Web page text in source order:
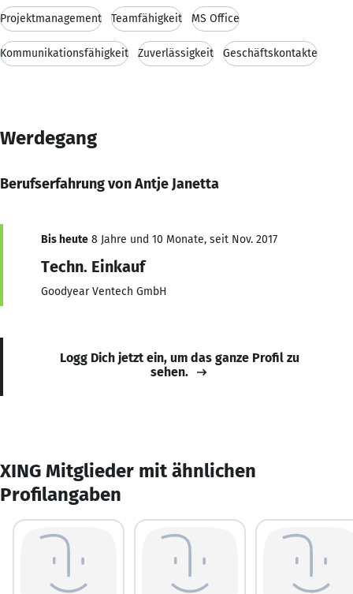
Projektmanagement Teamfähigkeit MS Office
Kommunikationsfähigkeit Zuverlässigkeit Geschäftskontakte
Werdegang
Berufserfahrung von Antje Janetta
Bis heute 8 Jahre und 10 Monate, seit Nov. 2017
Techn. Einkauf
Goodyear Ventech GmbH
Logg Dich jetzt ein, um das ganze Profil zu
sehen.
XING Mitglieder mit ähnlichen
Profilangaben